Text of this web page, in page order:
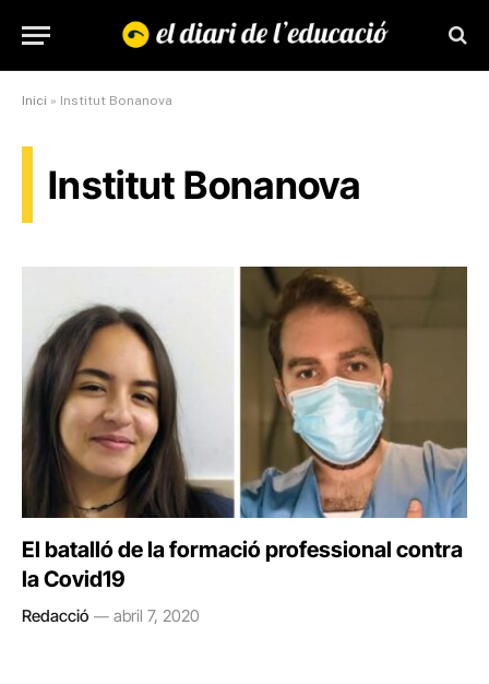
Inici » Institut Bonanova
Institut Bonanova
El batalló de la formació professional contra
la Covid19
Redacció abril 7, 2020